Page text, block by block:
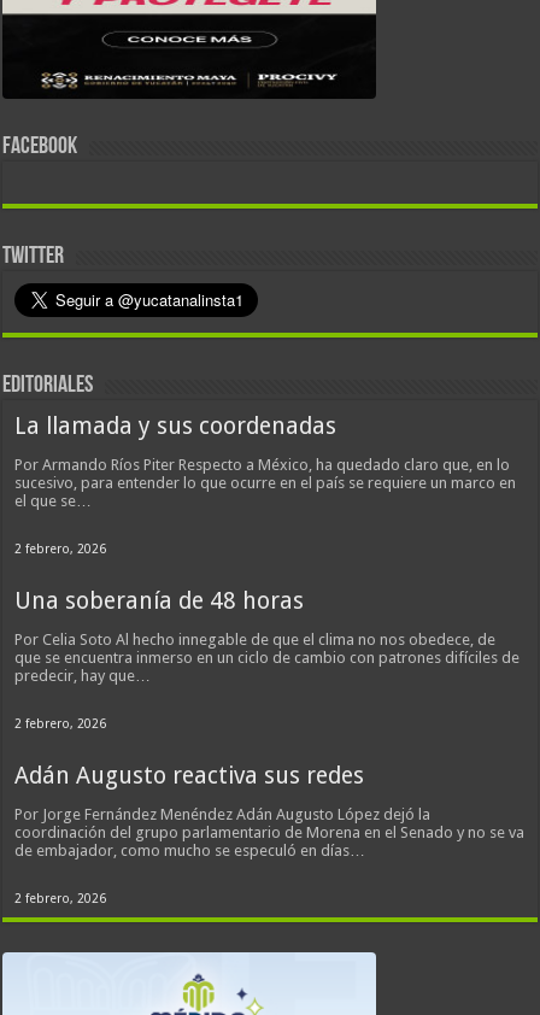
FACEBOOK
TWITTER
EDITORIALES
La llamada y sus coordenadas
Por Armando Ríos Piter Respecto a México, ha quedado claro que, en lo
sucesivo, para entender lo que ocurre en el país se requiere un marco en
el que se…
2 febrero, 2026
Una soberanía de 48 horas
Por Celia Soto Al hecho innegable de que el clima no nos obedece, de
que se encuentra inmerso en un ciclo de cambio con patrones difíciles de
predecir, hay que…
2 febrero, 2026
Adán Augusto reactiva sus redes
Por Jorge Fernández Menéndez Adán Augusto López dejó la
coordinación del grupo parlamentario de Morena en el Senado y no se va
de embajador, como mucho se especuló en días…
2 febrero, 2026